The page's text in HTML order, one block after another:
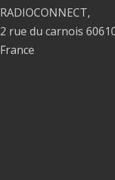
RADIOCONNECT,
2 rue du carnois
France